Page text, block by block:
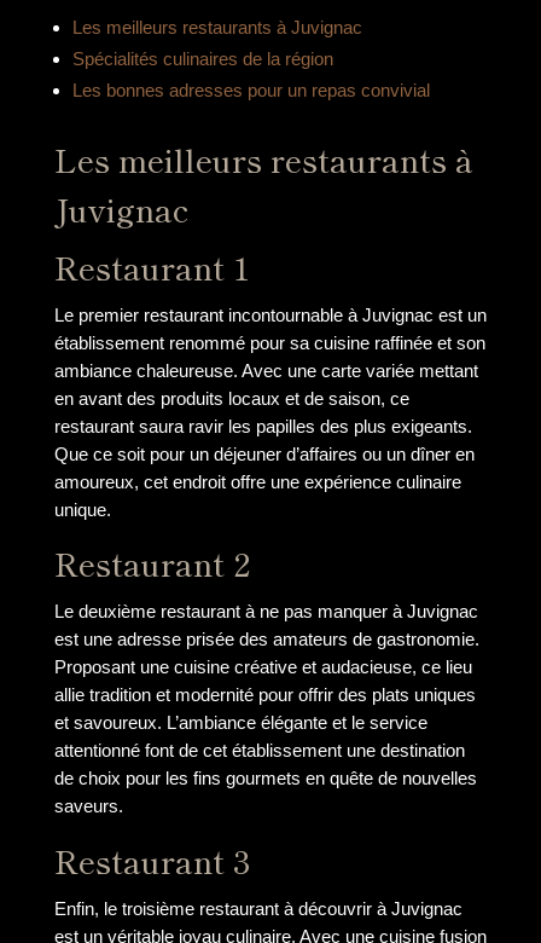
Les meilleurs restaurants à Juvignac
Spécialités culinaires de la région
Les bonnes adresses pour un repas convivial
Les meilleurs restaurants à
Juvignac
Restaurant 1
Le premier restaurant incontournable à Juvignac est un
établissement renommé pour sa cuisine raffinée et son
ambiance chaleureuse. Avec une carte variée mettant
en avant des produits locaux et de saison, ce
restaurant saura ravir les papilles des plus exigeants.
Que ce soit pour un déjeuner d’affaires ou un dîner en
amoureux, cet endroit offre une expérience culinaire
unique.
Restaurant 2
Le deuxième restaurant à ne pas manquer à Juvignac
est une adresse prisée des amateurs de gastronomie.
Proposant une cuisine créative et audacieuse, ce lieu
allie tradition et modernité pour offrir des plats uniques
et savoureux. L’ambiance élégante et le service
attentionné font de cet établissement une destination
de choix pour les fins gourmets en quête de nouvelles
saveurs.
Restaurant 3
Enfin, le troisième restaurant à découvrir à Juvignac
est un véritable joyau culinaire. Avec une cuisine fusion